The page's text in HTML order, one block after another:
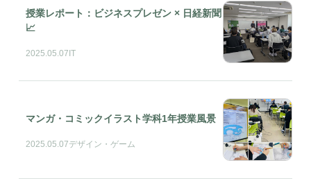
授業レポート：ビジネスプレゼン × 日経新聞
📈
2025.05.07 IT
マンガ・コミックイラスト学科1年授業風景
2025.05.07デザイン・ゲーム